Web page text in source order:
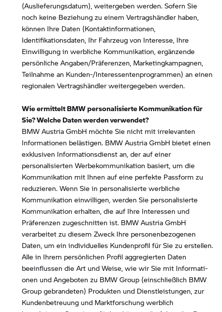
(Auslieferungsdatum), weitergeben werden. Sofern Sie
noch keine Beziehung zu einem Vertragshändler haben,
können Ihre Daten (Kontaktinformationen,
Identifikationsdaten, Ihr Fahrzeug von Interesse, Ihre
Einwilligung in werbliche Kommunikation, ergänzende
persönliche Angaben/Präferenzen, Marketingkampagnen,
Teilnahme an Kunden-/Interessentenprogrammen) an einen
regionalen Vertragshändler weitergegeben werden.
Wie ermittelt BMW personalisierte Kommunikation für
Sie? Welche Daten werden verwendet?
BMW Austria GmbH möchte Sie nicht mit irrelevanten
Informationen belästigen. BMW Austria GmbH bietet einen
exklusiven Informationsdienst an, der auf einer
personalisierten Werbekommunikation basiert, um die
Kommunikation mit Ihnen auf eine perfekte Passform zu
reduzieren. Wenn Sie in personalisierte werbliche
Kommunikation einwilligen, werden Sie personalisierte
Kommunikation erhalten, die auf Ihre Interessen und
Präferenzen zugeschnitten ist. BMW Austria GmbH
verarbeitet zu diesem Zweck Ihre personenbezogenen
Daten, um ein individuelles Kundenprofil für Sie zu erstellen.
Alle in Ihrem persönlichen Profil aggregierten Daten
beeinflussen die Art und Weise, wie wir Sie mit Informati-
onen und Angeboten zu BMW Group (einschließlich BMW
Group gebrandeten) Produkten und Dienstleistungen, zur
Kundenbetreuung und Marktforschung werblich